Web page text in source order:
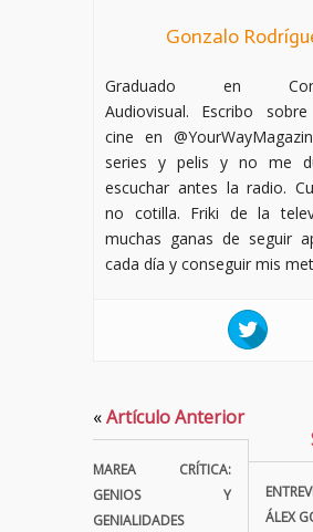
Gonzalo
Graduado en
Audiovisual. Escribo
cine en
series y pelis y no me
escuchar antes la radio.
no cotilla. Friki de la
muchas ganas de seguir
cada día y conseguir mis
«Artículo Anterior
MAREA CRÍTICA:
GENIOS Y
GENIALIDADES
ÁLEX